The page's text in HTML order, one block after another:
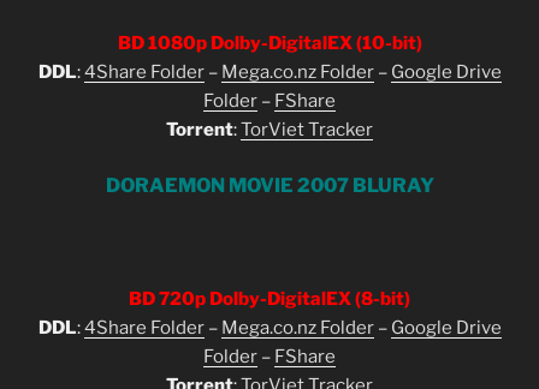
BD 1080p Dolby-DigitalEX (10-bit)
DDL:4Share Folder– Mega.co.nz Folder– Google Drive
Folder – FShare
Torrent:TorViet Tracker
DORAEMON MOVIE 2007 BLURAY
BD 720p Dolby-DigitalEX (8-bit)
DDL:4Share Folder– Mega.co.nz Folder– Google Drive
Folder – FShare